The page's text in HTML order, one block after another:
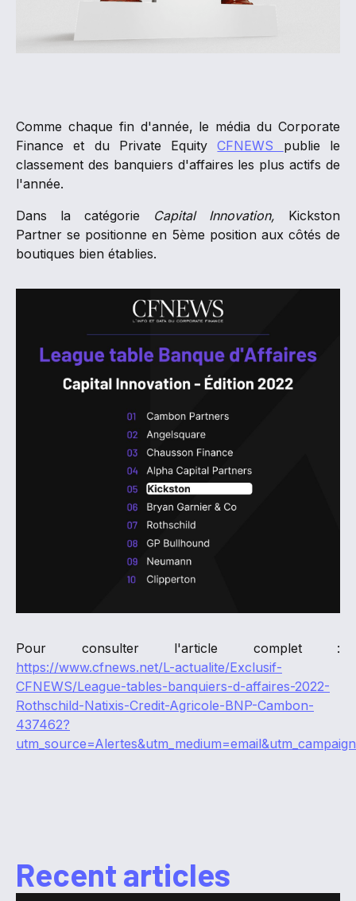
Comme chaque fin d'année, le média du Corporate
Finance et du Private EquityCFNEWS publie le
classement des banquiers d'affaires les plus actifs de
l'année.
Dans la catégorie Capital Innovation, Kickston
Partner se positionne en 5ème position aux côtés de
boutiques bien établies.
Pour consulter l'article complet :
https://www.cfnews.net/L-actualite/Exclusif-
CFNEWS/League-tables-banquiers-d-affaires-2022-
Rothschild-Natixis-Credit-Agricole-BNP-Cambon-
437462?
Recent articles